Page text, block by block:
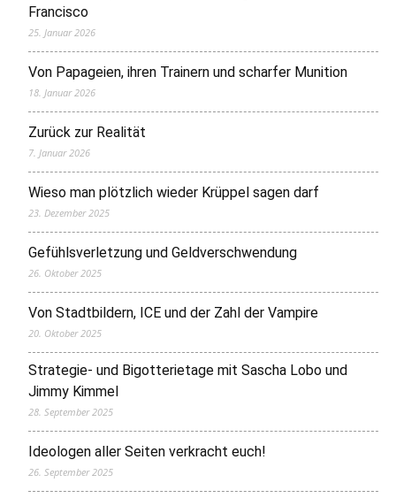
Francisco
25. Januar 2026
Von Papageien, ihren Trainern und scharfer Munition
18. Januar 2026
Zurück zur Realität
7. Januar 2026
Wieso man plötzlich wieder Krüppel sagen darf
23. Dezember 2025
Gefühlsverletzung und Geldverschwendung
26. Oktober 2025
Von Stadtbildern, ICE und der Zahl der Vampire
20. Oktober 2025
Strategie- und Bigotterietage mit Sascha Lobo und
Jimmy Kimmel
28. September 2025
Ideologen aller Seiten verkracht euch!
26. September 2025